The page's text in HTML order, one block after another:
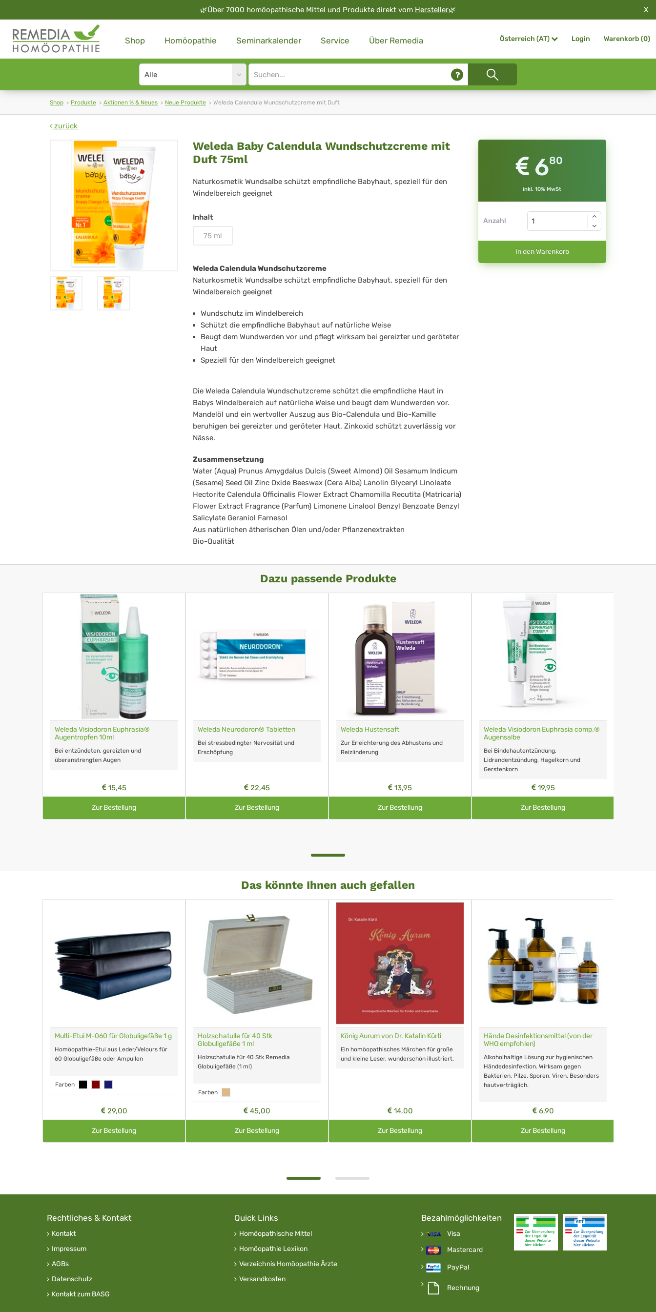
🌿Über 7000 homöopathische Mittel und Produkte direkt vom Hersteller🌿 X
Shop Homöopathie Seminarkalender Service Über Remedia Österreich (AT) Login Warenkorb (0)
Search
type
Site
search
Shop Produkte Aktionen % & Neues Neue Produkte Weleda Calendula Wundschutzcreme mit Duft
zurück
Weleda
Baby
Calendula
Wundschutzcreme
mit
Duft
Weleda Baby Calendula Wundschutzcreme mit
Duft 75ml
Naturkosmetik Wundsalbe schützt empfindliche Babyhaut, speziell für den
Windelbereich geeignet
Inhalt
75 ml
Weleda Calendula Wundschutzcreme
Naturkosmetik Wundsalbe schützt empfindliche Babyhaut, speziell für den
Windelbereich geeignet
Wundschutz im Windelbereich
Schützt die empfindliche Babyhaut auf natürliche Weise
Beugt dem Wundwerden vor und pflegt wirksam bei gereizter und geröteter
Haut
Speziell für den Windelbereich geeignet
Die Weleda Calendula Wundschutzcreme schützt die empfindliche Haut in
Babys Windelbereich auf natürliche Weise und beugt dem Wundwerden vor.
Mandelöl und ein wertvoller Auszug aus Bio-Calendula und Bio-Kamille
beruhigen bei gereizter und geröteter Haut. Zinkoxid schützt zuverlässig vor
Nässe.
Zusammensetzung
Water (Aqua) Prunus Amygdalus Dulcis (Sweet Almond) Oil Sesamum Indicum
(Sesame) Seed Oil Zinc Oxide Beeswax (Cera Alba) Lanolin Glyceryl Linoleate
Hectorite Calendula Officinalis Flower Extract Chamomilla Recutita (Matricaria)
Flower Extract Fragrance (Parfum) Limonene Linalool Benzyl Benzoate Benzyl
Salicylate Geraniol Farnesol
Aus natürlichen ätherischen Ölen und/oder Pflanzenextrakten
Bio-Qualität
680
inkl. 10% MwSt
Anzahl
In den Warenkorb
Dazu passende Produkte
Weleda Visiodoron Euphrasia®
Augentropfen 10ml
Bei entzündeten, gereizten und
überanstrengten Augen
15,45
Zur Bestellung
Weleda Neurodoron® Tabletten
Bei stressbedingter Nervosität und
Erschöpfung
22,45
Zur Bestellung
Weleda Hustensaft
Zur Erleichterung des Abhustens und
Reizlinderung
13,95
Zur Bestellung
Weleda Visiodoron Euphrasia comp.®
Augensalbe
Bei Bindehautentzündung,
Lidrandentzündung, Hagelkorn und
Gerstenkorn
19,95
Zur Bestellung
Das könnte Ihnen auch gefallen
Multi-Etui M-060 für Globuligefäße 1 g
Homöopathie-Etui aus Leder/Velours für
60 Globuligefäße oder Ampullen
Farben
29,00
Zur Bestellung
Holzschatulle für 40 Stk
Globuligefäße 1 ml
Holzschatulle für 40 Stk Remedia
Globuligefäße (1 ml)
Farben
45,00
Zur Bestellung
König Aurum von Dr. Katalin Kürti
Ein homöopathisches Märchen für große
und kleine Leser, wunderschön illustriert.
14,00
Zur Bestellung
Hände Desinfektionsmittel (von der
WHO empfohlen)
Alkoholhaltige Lösung zur hygienischen
Händedesinfektion. Wirksam gegen
Bakterien, Pilze, Sporen, Viren. Besonders
hautverträglich.
6,90
Zur Bestellung
Rechtliches & Kontakt
Kontakt
Impressum
AGBs
Datenschutz
Kontakt zum BASG
Quick Links
Homöopathische Mittel
Homöopathie Lexikon
Verzeichnis Homöopathie Ärzte
Versandkosten
Bezahlmöglichkeiten
Visa
Mastercard
PayPal
Rechnung